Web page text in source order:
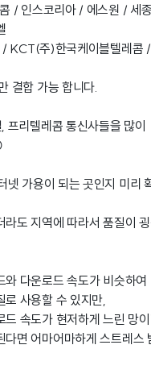
/ 인스코리아 / 에스원 / 세
KCT(주)한국케이블텔레콤 /
결합 가능 합니다.
리텔레콤 통신사들을 많이
넷 가용이 되는 곳인지 미리
도 지역에 따라서 품질이 굉
와 다운로드 속도가 비슷하여
로 사용할 수 있지만,
드 속도가 현저하게 느린 망
다면 어마어마하게 스트레스